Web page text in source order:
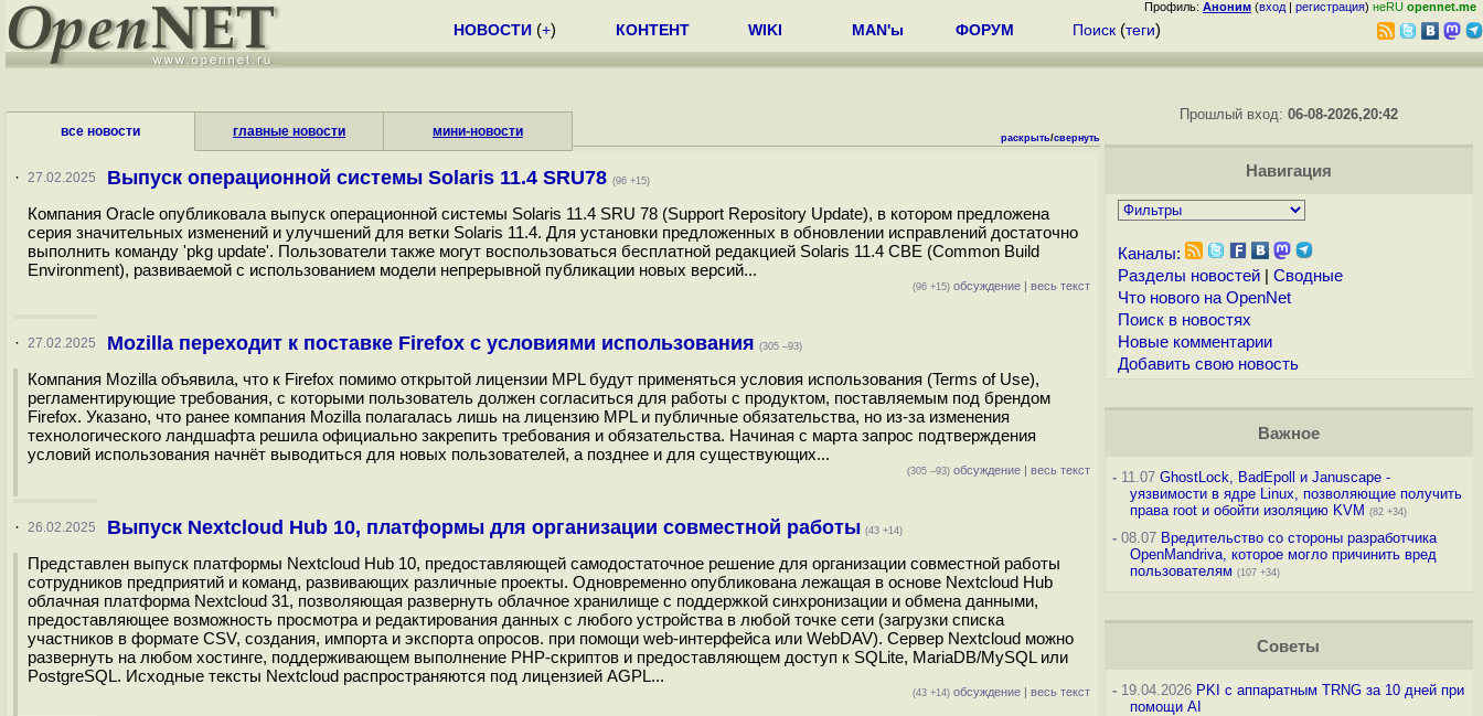
Профиль: Аноним (вход | регистрация) неRU opennet.me
НОВОСТИ (+) КОНТЕНТ WIKI MAN'ы ФОРУМ Поиск (теги)
все новости главные новости мини-новости раскрыть/свернуть
· 27.02.2025 Выпуск операционной системы Solaris 11.4 SRU78 (96 +15)
Компания Oracle опубликовала выпуск операционной системы Solaris 11.4 SRU 78 (Support Repository Update), в котором предложена
серия значительных изменений и улучшений для ветки Solaris 11.4. Для установки предложенных в обновлении исправлений достаточно
выполнить команду 'pkg update'. Пользователи также могут воспользоваться бесплатной редакцией Solaris 11.4 CBE (Common Build
Environment), развиваемой с использованием модели непрерывной публикации новых версий...
(96 +15) обсуждение | весь текст
· 27.02.2025 Mozilla переходит к поставке Firefox с условиями использования (305 –93)
Компания Mozilla объявила, что к Firefox помимо открытой лицензии MPL будут применяться условия использования (Terms of Use),
регламентирующие требования, с которыми пользователь должен согласиться для работы с продуктом, поставляемым под брендом
Firefox. Указано, что ранее компания Mozilla полагалась лишь на лицензию MPL и публичные обязательства, но из-за изменения
технологического ландшафта решила официально закрепить требования и обязательства. Начиная с марта запрос подтверждения
условий использования начнёт выводиться для новых пользователей, а позднее и для существующих...
(305 –93) обсуждение | весь текст
· 26.02.2025 Выпуск Nextcloud Hub 10, платформы для организации совместной работы (43 +14)
Представлен выпуск платформы Nextcloud Hub 10, предоставляющей самодостаточное решение для организации совместной работы
сотрудников предприятий и команд, развивающих различные проекты. Одновременно опубликована лежащая в основе Nextcloud Hub
облачная платформа Nextcloud 31, позволяющая развернуть облачное хранилище с поддержкой синхронизации и обмена данными,
предоставляющее возможность просмотра и редактирования данных с любого устройства в любой точке сети (загрузки списка
участников в формате CSV, создания, импорта и экспорта опросов. при помощи web-интерфейса или WebDAV). Сервер Nextcloud можно
развернуть на любом хостинге, поддерживающем выполнение PHP-скриптов и предоставляющем доступ к SQLite, MariaDB/MySQL или
PostgreSQL. Исходные тексты Nextcloud распространяются под лицензией AGPL...
(43 +14) обсуждение | весь текст
Прошлый вход:06-08-2026,20:42
Навигация
Каналы:
Разделы новостей| Сводные
Что нового на OpenNet
Поиск в новостях
Новые комментарии
Добавить свою новость
Важное
-11.07 GhostLock, BadEpoll и Januscape -
уязвимости в ядре Linux, позволяющие получить
права root и обойти изоляцию KVM (82 +34)
-08.07 Вредительство со стороны разработчика
OpenMandriva, которое могло причинить вред
пользователям (107 +34)
Советы
-19.04.2026 PKI с аппаратным TRNG за 10 дней при
помощи AI